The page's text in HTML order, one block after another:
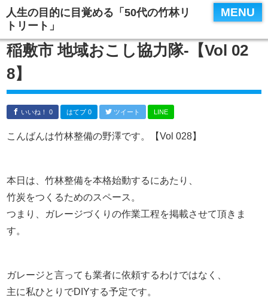
人生の目的に目覚める「50代の竹林リ
トリート」
MENU
稲敷市 地域おこし協力隊‐【Vol 02
8】
いいね！ 0 はてブ 0 ツイート LINE
こんばんは竹林整備の野澤です。【Vol 028】
本日は、竹林整備を本格始動するにあたり、
竹炭をつくるためのスペース。
つまり、ガレージづくりの作業工程を掲載させて頂きま
す。
ガレージと言っても業者に依頼するわけではなく、
主に私ひとりでDIYする予定です。